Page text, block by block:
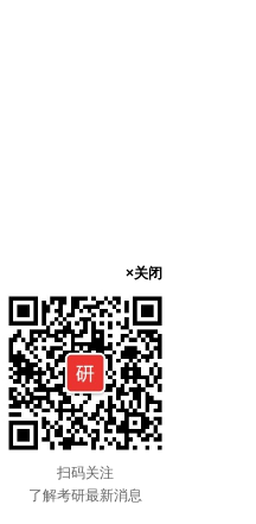
×关闭
扫码关注
了解考研最新消息